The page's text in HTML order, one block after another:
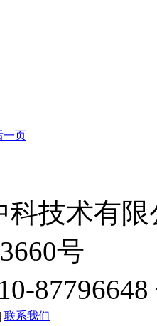
一页
技术有限
号
| 联系我们